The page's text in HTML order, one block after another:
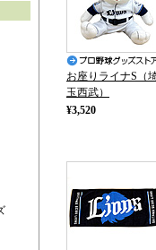
お座りライナS（
玉西武）
¥3,520